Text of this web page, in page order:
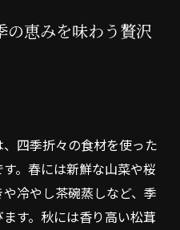
の恵みを味わう贅沢
四季折々の食材を使った
。春には新鮮な山菜や桜
冷やし茶碗蒸しなど、季
す。秋には香り高い松茸